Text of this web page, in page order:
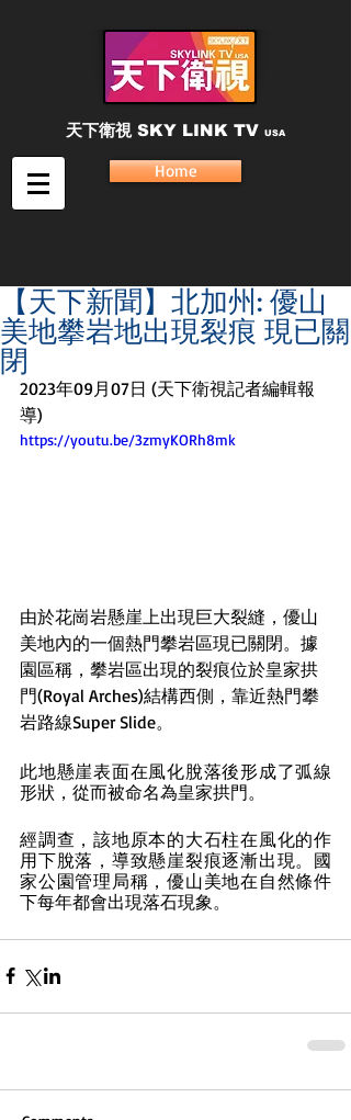
天下衛視 SKY LINK TV USA
Home
【天下新聞】北加州: 優山
美地攀岩地出現裂痕 現已關
閉
2023年09月07日 (天下衛視記者編輯報
導)
https://youtu.be/3zmyKORh8mk
由於花崗岩懸崖上出現巨大裂縫，優山
美地內的一個熱門攀岩區現已關閉。據
園區稱，攀岩區出現的裂痕位於皇家拱
門(Royal Arches)結構西側，靠近熱門攀
岩路線Super Slide。
此地懸崖表面在風化脫落後形成了弧線
形狀，從而被命名為皇家拱門。
經調查，該地原本的大石柱在風化的作
用下脫落，導致懸崖裂痕逐漸出現。國
家公園管理局稱，優山美地在自然條件
下每年都會出現落石現象。